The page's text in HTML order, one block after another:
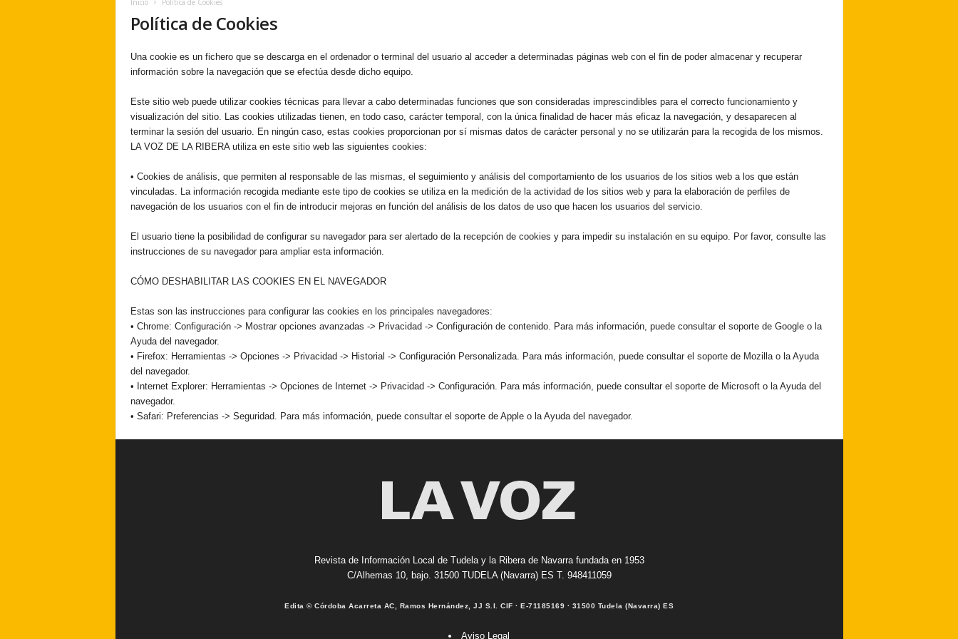
Inicio Política de Cookies
Política de Cookies
Una cookie es un fichero que se descarga en el ordenador o terminal del usuario al acceder a determinadas páginas web con el fin de poder almacenar y recuperar
información sobre la navegación que se efectúa desde dicho equipo.
Este sitio web puede utilizar cookies técnicas para llevar a cabo determinadas funciones que son consideradas imprescindibles para el correcto funcionamiento y
visualización del sitio. Las cookies utilizadas tienen, en todo caso, carácter temporal, con la única finalidad de hacer más eficaz la navegación, y desaparecen al
terminar la sesión del usuario. En ningún caso, estas cookies proporcionan por sí mismas datos de carácter personal y no se utilizarán para la recogida de los mismos.
LA VOZ DE LA RIBERA utiliza en este sitio web las siguientes cookies:
• Cookies de análisis, que permiten al responsable de las mismas, el seguimiento y análisis del comportamiento de los usuarios de los sitios web a los que están
vinculadas. La información recogida mediante este tipo de cookies se utiliza en la medición de la actividad de los sitios web y para la elaboración de perfiles de
navegación de los usuarios con el fin de introducir mejoras en función del análisis de los datos de uso que hacen los usuarios del servicio.
El usuario tiene la posibilidad de configurar su navegador para ser alertado de la recepción de cookies y para impedir su instalación en su equipo. Por favor, consulte las
instrucciones de su navegador para ampliar esta información.
CÓMO DESHABILITAR LAS COOKIES EN EL NAVEGADOR
Estas son las instrucciones para configurar las cookies en los principales navegadores:
• Chrome: Configuración -> Mostrar opciones avanzadas -> Privacidad -> Configuración de contenido. Para más información, puede consultar el soporte de Google o la
Ayuda del navegador.
• Firefox: Herramientas -> Opciones -> Privacidad -> Historial -> Configuración Personalizada. Para más información, puede consultar el soporte de Mozilla o la Ayuda
del navegador.
• Internet Explorer: Herramientas -> Opciones de Internet -> Privacidad -> Configuración. Para más información, puede consultar el soporte de Microsoft o la Ayuda del
navegador.
• Safari: Preferencias -> Seguridad. Para más información, puede consultar el soporte de Apple o la Ayuda del navegador.
Revista de Información Local de Tudela y la Ribera de Navarra fundada en 1953
C/Alhemas 10, bajo. 31500 TUDELA (Navarra) ES T. 948411059
Edita © Córdoba Acarreta AC, Ramos Hernández, JJ S.I. CIF · E-71185169 · 31500 Tudela (Navarra) ES
Aviso Legal